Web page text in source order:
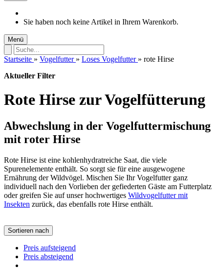
Sie haben noch keine Artikel in Ihrem Warenkorb.
Menü
Startseite » Vogelfutter » Loses Vogelfutter » rote Hirse
Aktueller Filter
Rote Hirse zur Vogelfütterung
Abwechslung in der Vogelfuttermischung
mit roter Hirse
Rote Hirse ist eine kohlenhydratreiche Saat, die viele
Spurenelemente enthält. So sorgt sie für eine ausgewogene
Ernährung der Wildvögel. Mischen Sie Ihr Vogelfutter ganz
individuell nach den Vorlieben der gefiederten Gäste am Futterplatz
oder greifen Sie auf unser hochwertiges Wildvogelfutter mit
Insekten zurück, das ebenfalls rote Hirse enthält.
Sortieren nach
Preis aufsteigend
Preis absteigend